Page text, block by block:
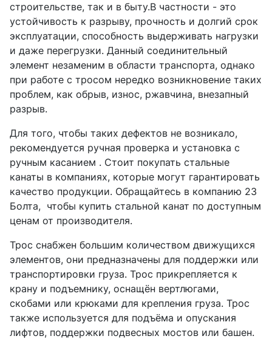
строительстве, так и в быту.В частности - это
устойчивость к разрыву, прочность и долгий срок
эксплуатации, способность выдерживать нагрузки
и даже перегрузки. Данный соединительный
элемент незаменим в области транспорта, однако
при работе с тросом нередко возникновение таких
проблем, как обрыв, износ, ржавчина, внезапный
разрыв.
Для того, чтобы таких дефектов не возникало,
рекомендуется ручная проверка и установка с
ручным касанием . Стоит покупать стальные
канаты в компаниях, которые могут гарантировать
качество продукции. Обращайтесь в компанию 23
Болта, чтобы купить стальной канат по доступным
ценам от производителя.
Трос снабжен большим количеством движущихся
элементов, они предназначены для поддержки или
транспортировки груза. Трос прикрепляется к
крану и подъемнику, оснащён вертлюгами,
скобами или крюками для крепления груза. Трос
также используется для подъёма и опускания
лифтов, поддержки подвесных мостов или башен.